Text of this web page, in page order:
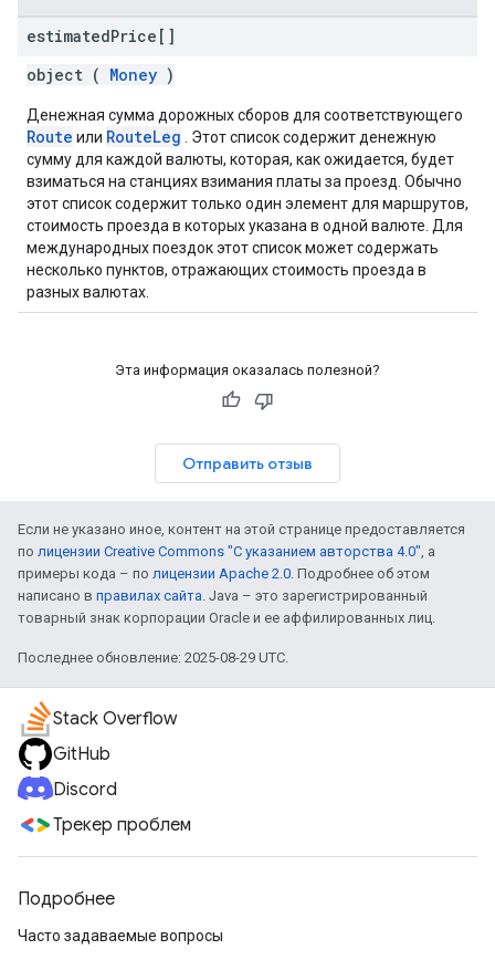
estimatedPrice[]
object ( Money )
Денежная сумма дорожных сборов для соответствующего
Route или RouteLeg . Этот список содержит денежную
сумму для каждой валюты, которая, как ожидается, будет
взиматься на станциях взимания платы за проезд. Обычно
этот список содержит только один элемент для маршрутов,
стоимость проезда в которых указана в одной валюте. Для
международных поездок этот список может содержать
несколько пунктов, отражающих стоимость проезда в
разных валютах.
Эта информация оказалась полезной?
Отправить отзыв
Если не указано иное, контент на этой странице предоставляется
по лицензии Creative Commons "С указанием авторства 4.0", а
примеры кода – по лицензии Apache 2.0. Подробнее об этом
написано в правилах сайта. Java – это зарегистрированный
товарный знак корпорации Oracle и ее аффилированных лиц.
Последнее обновление: 2025-08-29 UTC.
Stack Overflow
GitHub
Discord
Трекер проблем
Подробнее
Часто задаваемые вопросы